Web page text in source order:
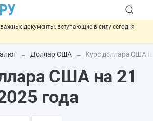
важные документы, вступающие в силу сегодня
НПФ о договорах НПО и долгосрочных
#новости
вкладов распространили на электронные
Подписан закон об упрощении госзакупок по 44-ФЗ
Доллар США Курс доллара США
США на 21
года